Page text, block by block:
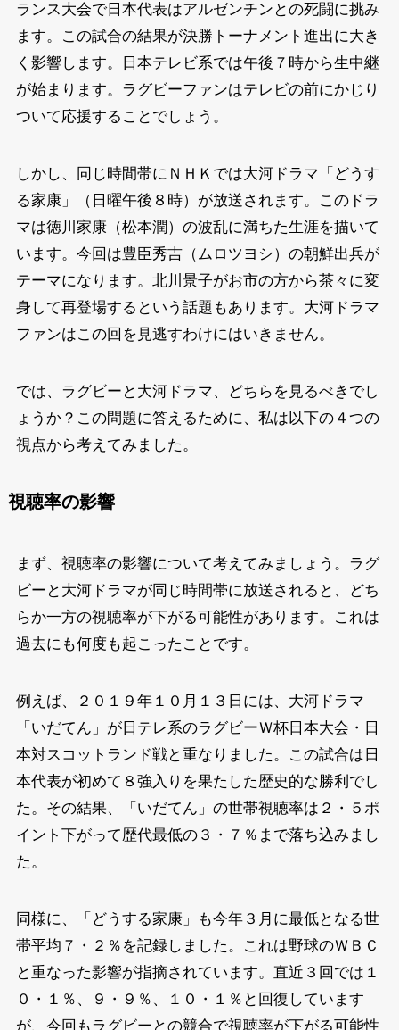
ランス大会で日本代表はアルゼンチンとの死闘に挑み
ます。この試合の結果が決勝トーナメント進出に大き
く影響します。日本テレビ系では午後７時から生中継
が始まります。ラグビーファンはテレビの前にかじり
ついて応援することでしょう。
しかし、同じ時間帯にＮＨＫでは大河ドラマ「どうす
る家康」（日曜午後８時）が放送されます。このドラ
マは徳川家康（松本潤）の波乱に満ちた生涯を描いて
います。今回は豊臣秀吉（ムロツヨシ）の朝鮮出兵が
テーマになります。北川景子がお市の方から茶々に変
身して再登場するという話題もあります。大河ドラマ
ファンはこの回を見逃すわけにはいきません。
では、ラグビーと大河ドラマ、どちらを見るべきでし
ょうか？この問題に答えるために、私は以下の４つの
視点から考えてみました。
視聴率の影響
まず、視聴率の影響について考えてみましょう。ラグ
ビーと大河ドラマが同じ時間帯に放送されると、どち
らか一方の視聴率が下がる可能性があります。これは
過去にも何度も起こったことです。
例えば、２０１９年１０月１３日には、大河ドラマ
「いだてん」が日テレ系のラグビーＷ杯日本大会・日
本対スコットランド戦と重なりました。この試合は日
本代表が初めて８強入りを果たした歴史的な勝利でし
た。その結果、「いだてん」の世帯視聴率は２・５ポ
イント下がって歴代最低の３・７％まで落ち込みまし
た。
同様に、「どうする家康」も今年３月に最低となる世
帯平均７・２％を記録しました。これは野球のＷＢＣ
と重なった影響が指摘されています。直近３回では１
０・１％、９・９％、１０・１％と回復しています
が、今回もラグビーとの競合で視聴率が下がる可能性